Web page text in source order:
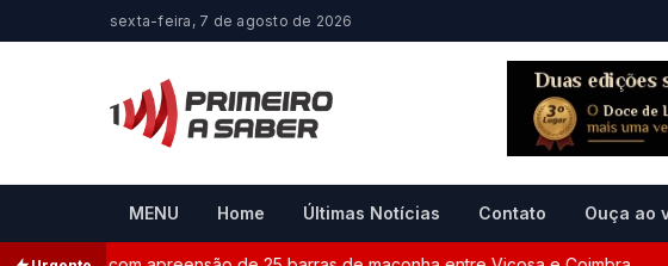
sexta-feira, 7 de agosto de 2026
MENU Home Últimas Notícias Contato Ouça ao